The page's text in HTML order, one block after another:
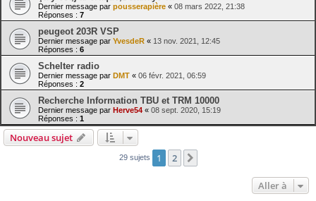
Dernier message par pousserapière « 08 mars 2022, 21:38
Réponses : 7
peugeot 203R VSP
Dernier message par YvesdeR « 13 nov. 2021, 12:45
Réponses : 6
Schelter radio
Dernier message par DMT « 06 févr. 2021, 06:59
Réponses : 2
Recherche Information TBU et TRM 10000
Dernier message par Herve54 « 08 sept. 2020, 15:19
Réponses : 1
Nouveau sujet
29 sujets 1 2
Aller à